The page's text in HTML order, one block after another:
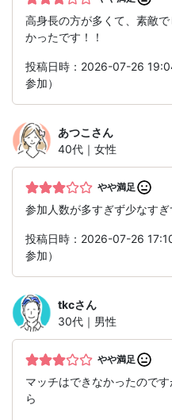
高身長の方が多くて、素敵
かったです！！
投稿日時：2026-07-26
参加）
あつこ さん
40代｜女性
やや満足
参加人数が多すぎず少なすぎ
投稿日時：2026-07-26
参加）
tkcさん
30代｜男性
やや満足
マッチはできなかったので
ら